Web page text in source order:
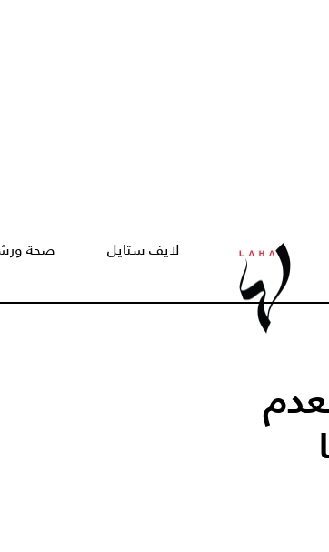
لايف ستايل صحة